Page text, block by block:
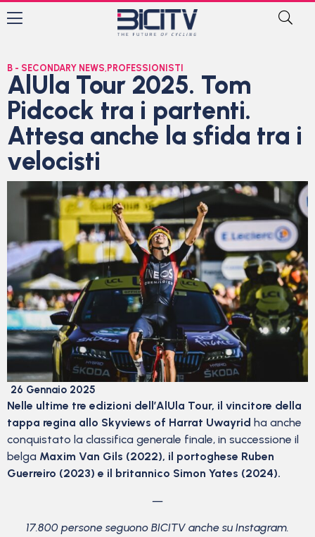
B - SECONDARY NEWS, PROFESSIONISTI
AlUla Tour 2025. Tom
Pidcock tra i partenti.
Attesa anche la sfida tra i
velocisti
26 Gennaio 2025
Nelle ultime tre edizioni dell’AlUla Tour, il vincitore della
tappa regina allo Skyviews of Harrat Uwayrid ha anche
conquistato la classifica generale finale, in successione il
belga Maxim Van Gils (2022), il portoghese Ruben
Guerreiro (2023) e il britannico Simon Yates (2024).
—
17.800 persone seguono BICITV anche su Instagram.